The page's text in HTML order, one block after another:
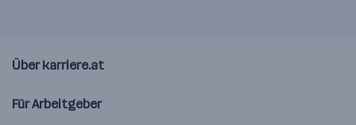
Über karriere.at
Für Arbeitgeber